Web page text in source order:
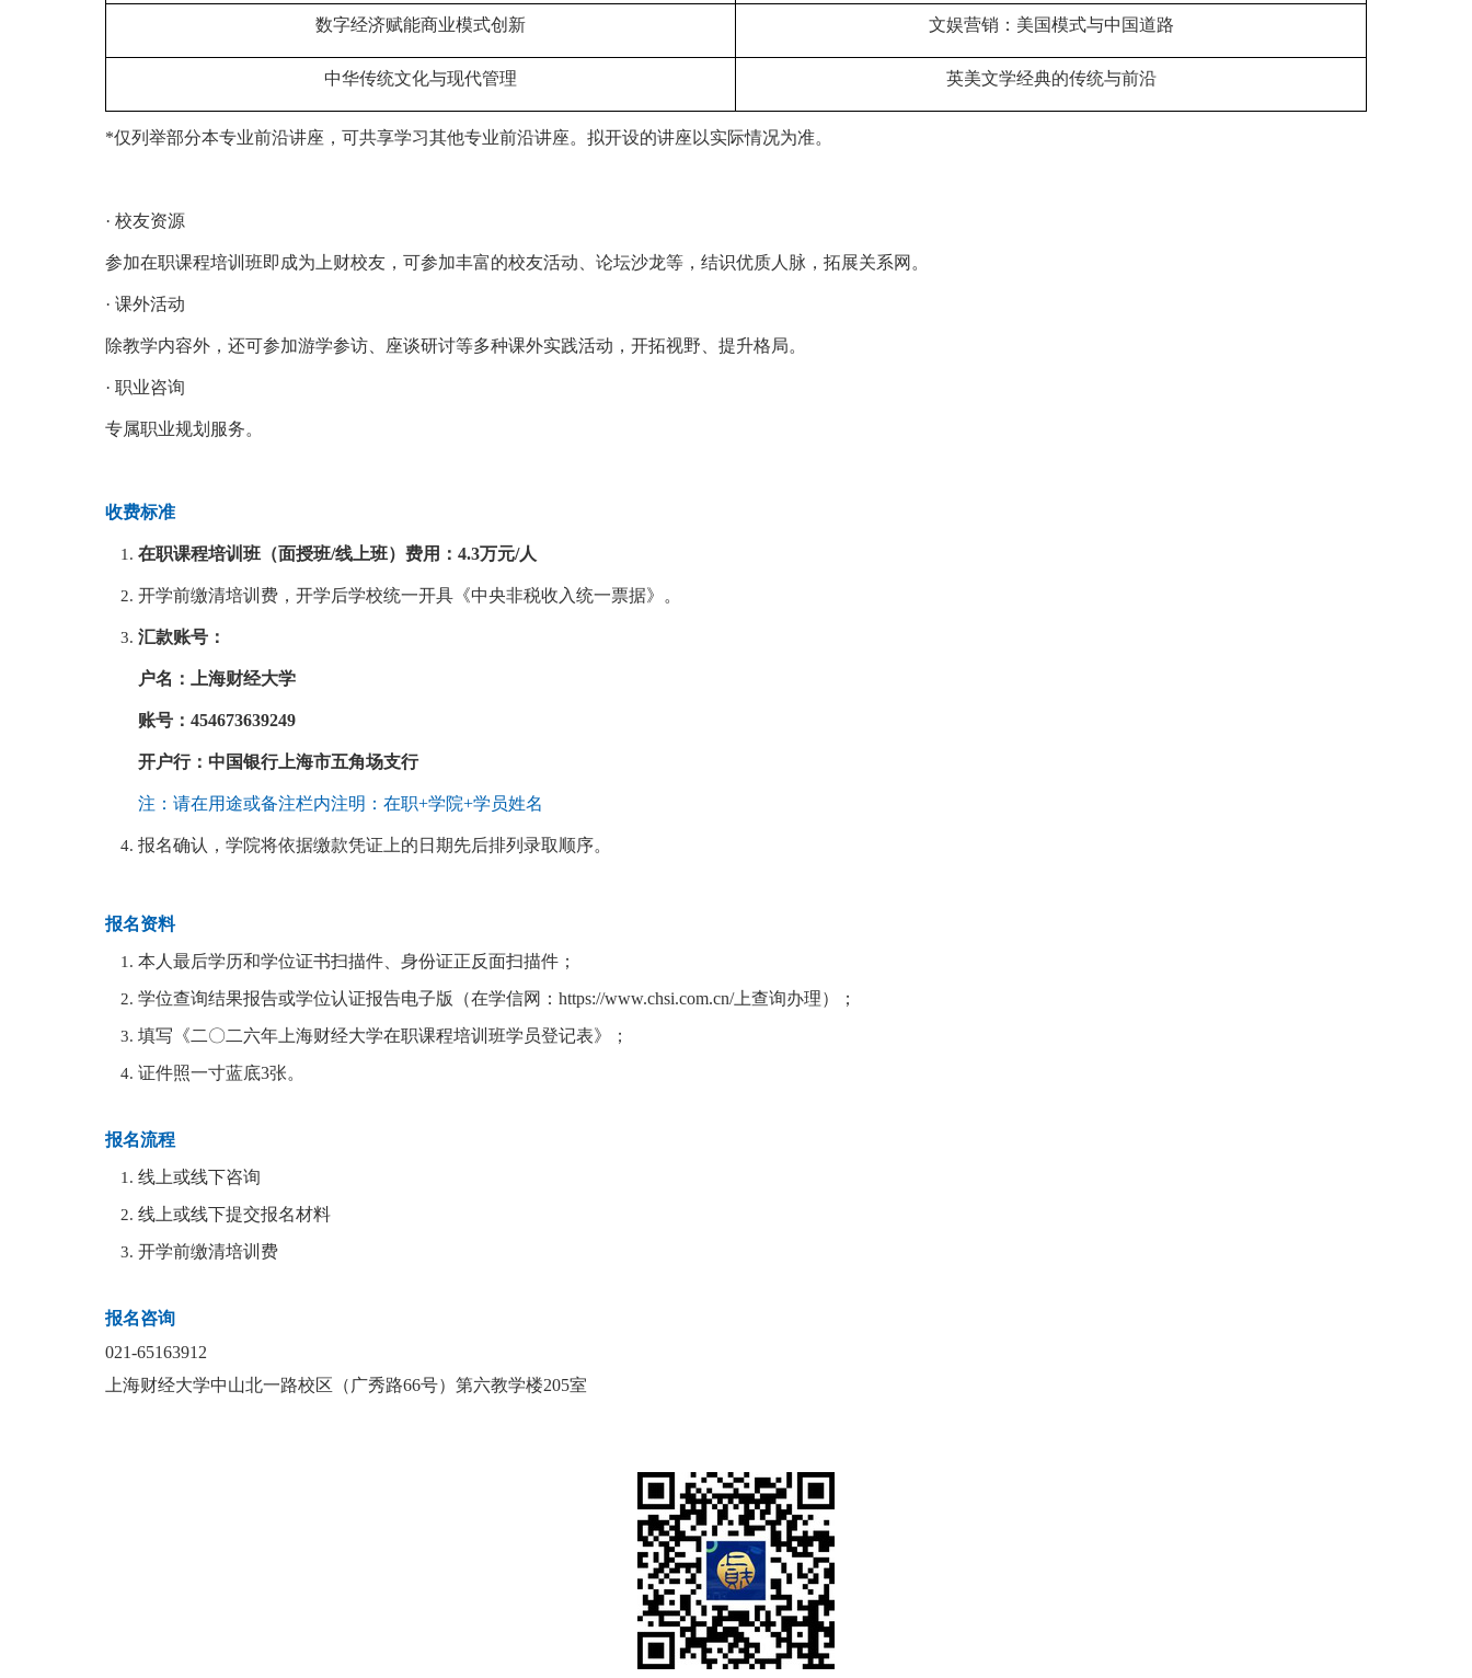
数字经济赋能商业模式创新 文娱营销：美国模式与中国道路
中华传统文化与现代管理 英美文学经典的传统与前沿
*仅列举部分本专业前沿讲座，可共享学习其他专业前沿讲座。拟开设的讲座以实际情况为准。
· 校友资源
参加在职课程培训班即成为上财校友，可参加丰富的校友活动、论坛沙龙等，结识优质人脉，拓展关系网。
· 课外活动
除教学内容外，还可参加游学参访、座谈研讨等多种课外实践活动，开拓视野、提升格局。
· 职业咨询
专属职业规划服务。
收费标准
在职课程培训班（面授班/线上班）费用：4.3万元/人
开学前缴清培训费，开学后学校统一开具《中央非税收入统一票据》。
汇款账号：
户名：上海财经大学
账号：454673639249
开户行：中国银行上海市五角场支行
注：请在用途或备注栏内注明：在职+学院+学员姓名
报名确认，学院将依据缴款凭证上的日期先后排列录取顺序。
报名资料
本人最后学历和学位证书扫描件、身份证正反面扫描件；
学位查询结果报告或学位认证报告电子版（在学信网：https://www.chsi.com.cn/上查询办理）；
填写《二〇二六年上海财经大学在职课程培训班学员登记表》；
证件照一寸蓝底3张。
报名流程
线上或线下咨询
线上或线下提交报名材料
开学前缴清培训费
报名咨询
021-65163912
上海财经大学中山北一路校区（广秀路66号）第六教学楼205室